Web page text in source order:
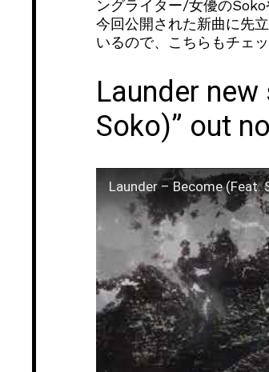
ングライター/女優の
今回公開された新曲に先
いるので、こちらもチェッ
Launder
Soko)” out
Launder – Become (Feat.